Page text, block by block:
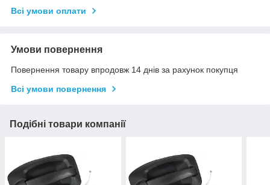
Всі умови оплати
Умови повернення
Повернення товару впродовж 14 днів за рахунок покупця
Всі умови повернення
Подібні товари компанії